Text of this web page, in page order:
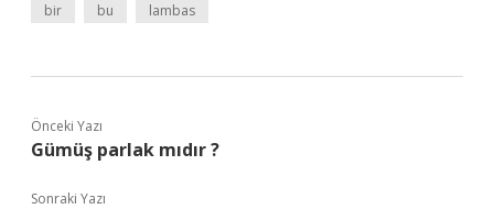
bir bu lambas
Önceki Yazı
Gümüş parlak mıdır ?
Sonraki Yazı